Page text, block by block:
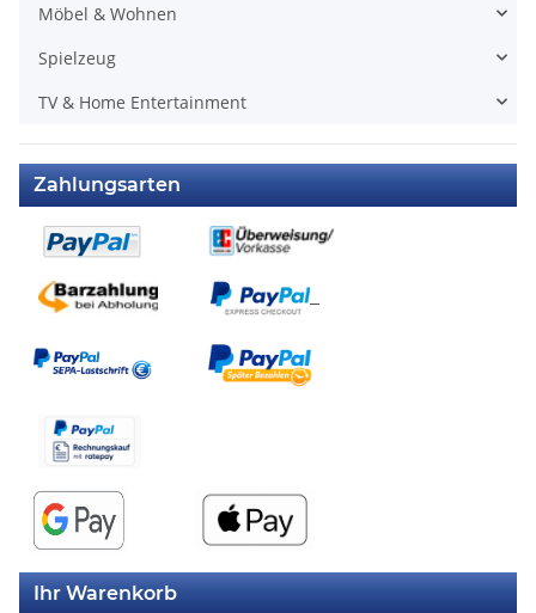
Möbel & Wohnen
Spielzeug
TV & Home Entertainment
Zahlungsarten
Ihr Warenkorb